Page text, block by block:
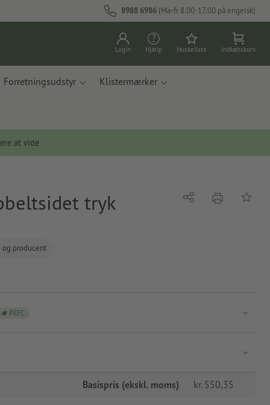
8988 6986 (Ma-fr 8.00-17.00 på engelsk)
Login Hjælp Huskeliste Indkøbskurv
Forretningsudstyr Klistermærker
at vide
tryk
og producent
Del tryk Tilføj
PEFC
Basispris (ekskl. moms) kr. 550,35